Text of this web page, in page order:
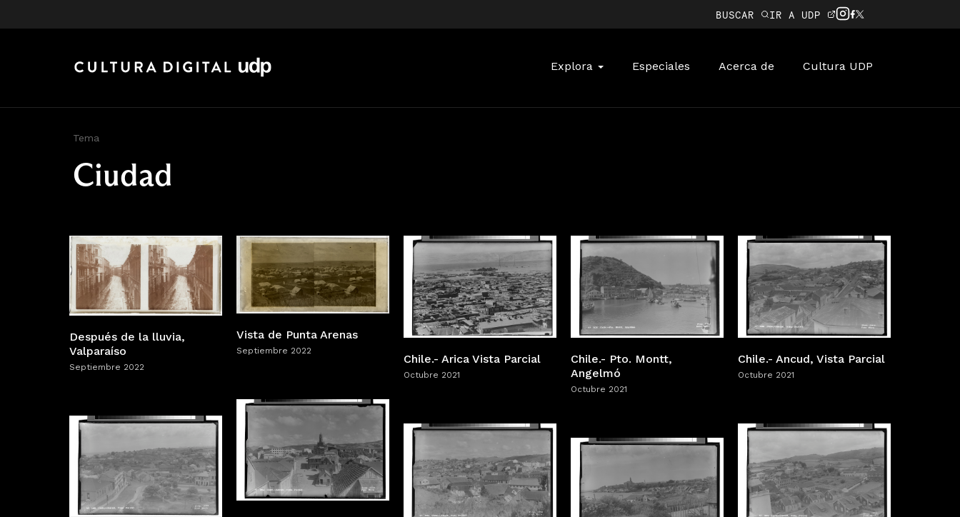
BUSCAR IR A UDP
Explora Especiales Acerca de Cultura UDP
Tema
Ciudad
Después de la lluvia,
Valparaíso
Septiembre 2022
Vista de Punta Arenas
Septiembre 2022
Chile.- Arica Vista Parcial
Octubre 2021
Chile.- Pto. Montt,
Angelmó
Octubre 2021
Chile.- Ancud, Vista Parcial
Octubre 2021